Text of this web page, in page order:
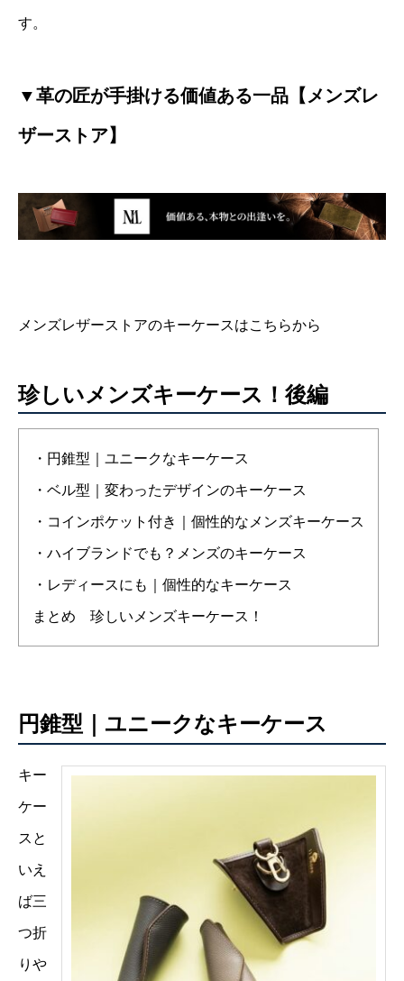
す。
▼革の匠が手掛ける価値ある一品【メンズレ
ザーストア】
メンズレザーストアのキーケースはこちらから
珍しいメンズキーケース！後編
・円錐型｜ユニークなキーケース
・ベル型｜変わったデザインのキーケース
・コインポケット付き｜個性的なメンズキーケース
・ハイブランドでも？メンズのキーケース
・レディースにも｜個性的なキーケース
まとめ 珍しいメンズキーケース！
円錐型｜ユニークなキーケース
キー
ケー
スと
いえ
ば三
つ折
りや